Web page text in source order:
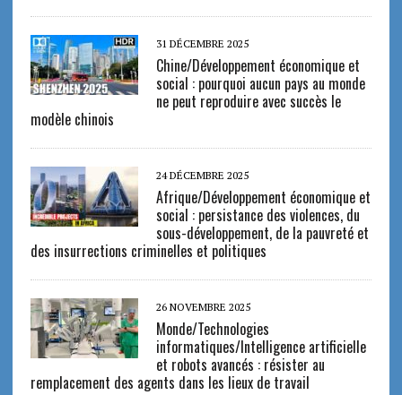
31 DÉCEMBRE 2025
Chine/Développement économique et
social : pourquoi aucun pays au monde
ne peut reproduire avec succès le
modèle chinois
24 DÉCEMBRE 2025
Afrique/Développement économique et
social : persistance des violences, du
sous-développement, de la pauvreté et
des insurrections criminelles et politiques
26 NOVEMBRE 2025
Monde/Technologies
informatiques/Intelligence artificielle
et robots avancés : résister au
remplacement des agents dans les lieux de travail